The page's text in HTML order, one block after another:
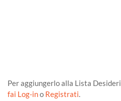
Per aggiungerlo alla Lista Desideri
fai Log-ino Registrati.